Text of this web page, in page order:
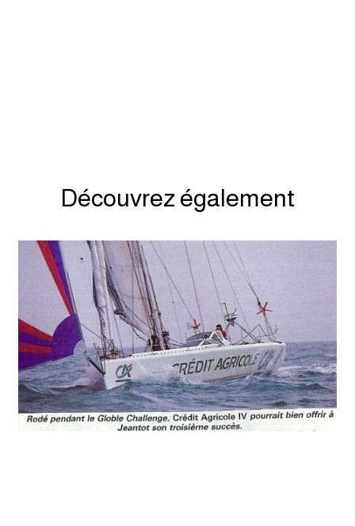
Découvrez également